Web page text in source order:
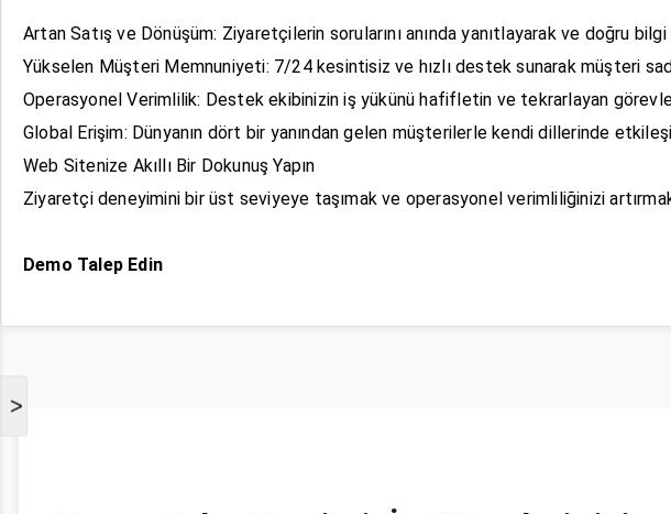
>
Artan Satış ve Dönüşüm: Ziyaretçilerin sorularını anında yanıtlayarak ve doğru bilgi
Yükselen Müşteri Memnuniyeti: 7/24 kesintisiz ve hızlı destek sunarak müşteri
Operasyonel Verimlilik: Destek ekibinizin iş yükünü hafifletin ve tekrarlayan
Global Erişim: Dünyanın dört bir yanından gelen müşterilerle kendi dillerinde
Web Sitenize Akıllı Bir Dokunuş Yapın
Ziyaretçi deneyimini bir üst seviyeye taşımak ve operasyonel verimliliğinizi
Demo Talep Edin